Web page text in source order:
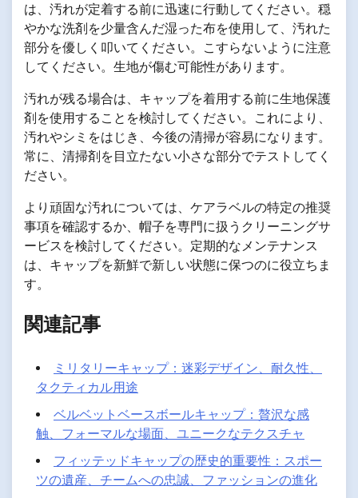
は、汚れが定着する前に迅速に行動してください。穏
やかな洗剤を少量含んだ湿った布を使用して、汚れた
部分を優しく叩いてください。こすらないように注意
してください。生地が傷む可能性があります。
汚れが残る場合は、キャップを着用する前に生地保護
剤を使用することを検討してください。これにより、
汚れやシミをはじき、今後の清掃が容易になります。
常に、清掃剤を目立たない小さな部分でテストしてく
ださい。
より頑固な汚れについては、ケアラベルの特定の推奨
事項を確認するか、帽子を専門に扱うクリーニングサ
ービスを検討してください。定期的なメンテナンス
は、キャップを新鮮で新しい状態に保つのに役立ちま
す。
関連記事
ミリタリーキャップ：迷彩デザイン、耐久性、
タクティカル用途
ベルベットベースボールキャップ：贅沢な感
触、フォーマルな場面、ユニークなテクスチャ
フィッテッドキャップの歴史的重要性：スポー
ツの遺産、チームへの忠誠、ファッションの進化